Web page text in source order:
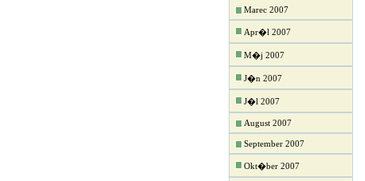
Marec 2007
Apr�l 2007
M�j 2007
J�n 2007
J�l 2007
August 2007
September 2007
Okt�ber 2007